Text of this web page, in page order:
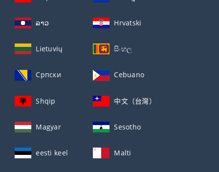
ລາວ Hrvatski
Lietuvių සිංහල
Српски Cebuano
Shqip 中文（台灣）
Magyar Sesotho
eesti keel Malti